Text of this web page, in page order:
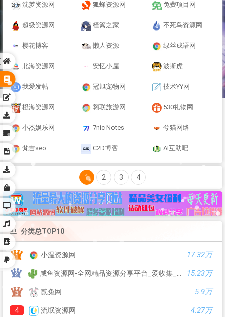
沈梦资源网 狐蜂资源网 免费项目网
超级资源网 槿篱之家 不死鸟资源网
樱花博客 懒人资源 绿丝成语网
北海资源网 安忆小屋 波斯虎
我爱发帖 冠旭宠物网 技术YY网
橙海资源网 翱联旅游网 530礼物网
小杰娱乐网 7nic Notes 兮猫网络
梵吉seo C2D博客 AI互助吧
1 2 3 4
分类总TOP10
小温资源网 17.32万
15.23万
贰兔网 5.9万
4 流氓资源网 4.27万